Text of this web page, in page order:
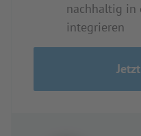
nachhaltig in
integrieren